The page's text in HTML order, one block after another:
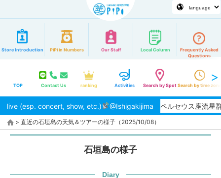
Store Introduction PiPi in Numbers Our Staff Local Column
Frequently Asked
Questions
TOP Contact Us ranking Activities Search by SpotSearch by time zone
live (esp. concert, show, etc.) @Ishigakijima
【2026/8月】夏本番！ペルセウス座流星群の観
> 直近の石垣島の天気＆ツアーの様子（2025/10/08）
石垣島の様子
Diary